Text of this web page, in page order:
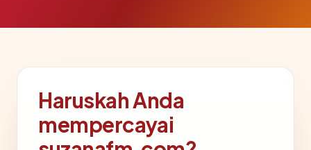
Haruskah Anda
mempercayai